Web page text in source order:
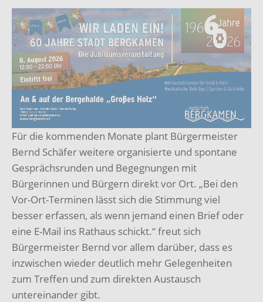
Für die kommenden Monate plant Bürgermeister
Bernd Schäfer weitere organisierte und spontane
Gesprächsrunden und Begegnungen mit
Bürgerinnen und Bürgern direkt vor Ort. „Bei den
Vor-Ort-Terminen lässt sich die Stimmung viel
besser erfassen, als wenn jemand einen Brief oder
eine E-Mail ins Rathaus schickt.“ freut sich
Bürgermeister Bernd vor allem darüber, dass es
inzwischen wieder deutlich mehr Gelegenheiten
zum Treffen und zum direkten Austausch
untereinander gibt.